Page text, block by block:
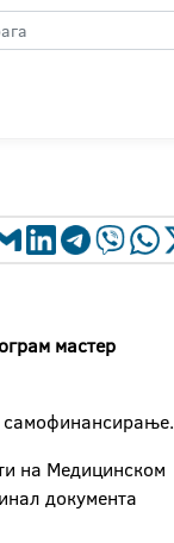
мастер
самофинансирање.
на Медицинском
документа